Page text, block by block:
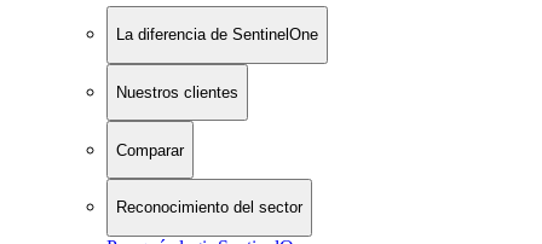
La diferencia de SentinelOne
Nuestros clientes
Comparar
Reconocimiento del sector